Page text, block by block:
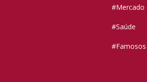
#Mercado
#Saúde
#Famosos